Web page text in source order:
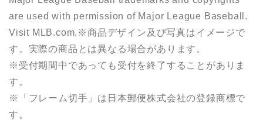
are used with permission of Major League Baseball.
Visit MLB.com.※商品デザイン及び写真はイメージで
す。実際の商品とは異なる場合があります。
※受付期間中であっても受付を終了することがありま
す。
※「フレーム切手」は日本郵便株式会社の登録商標で
す。